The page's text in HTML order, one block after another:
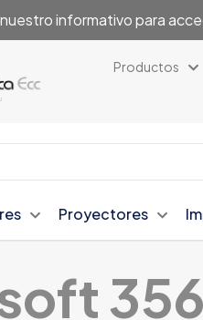
informativo para
Productos
Proyectores